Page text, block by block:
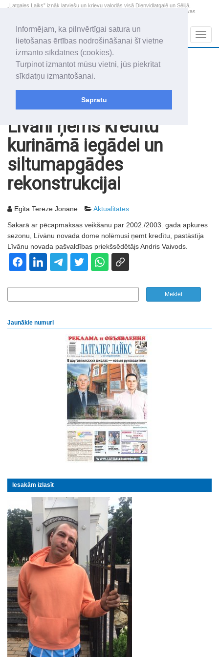
Informējam, ka pilnvērtīgai satura un
lietošanas ērtības nodrošināšanai šī vietne
izmanto sīkdatnes (cookies).
Turpinot izmantot mūsu vietni, jūs piekrītat
sīkdatņu izmantošanai.
Sapratu
„Latgales Laiks” iznāk latviešu un krievu valodās visā Dienvidlatgalē un Sēlijā,
„Latgales Laiks” latviešu valodā aptver Daugavpils valstspilsētu, Augšdaugavas
2026. gada 9. augusts
Svētdiena
Genovefa, Genoveva, Madara
+10.5
Līvāni ņems kredītu
kurināmā iegādei un
siltumapgādes
rekonstrukcijai
Egita Terēze Jonāne Aktualitātes
Sakarā ar pēcapmaksas veikšanu par 2002./2003. gada apkures
sezonu, Līvānu novada dome nolēmusi ņemt kredītu, pastāstīja
Līvānu novada pašvaldības priekšsēdētājs Andris Vaivods.
Jaunākie numuri
Iesakām izlasīt